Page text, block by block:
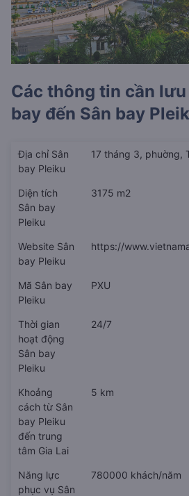
Các thông tin cần
bay đến Sân bay
Địa chỉ Sân
bay Pleiku
17 tháng 3, phuờng,
Diện tích
Sân bay
Pleiku
3175 m2
Website Sân
bay Pleiku
https://
Mã Sân bay
Pleiku
PXU
Thời gian
hoạt động
Sân bay
Pleiku
24/7
Khoảng
cách từ Sân
bay Pleiku
đến trung
tâm Gia Lai
5 km
Năng lực
phục vụ Sân
780000 khách/năm